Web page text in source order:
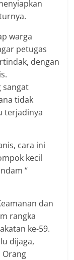
warga
petugas
dengan
sangat
tidak
terjadinya
cara ini
kecil
“
dan
rangka
ke-59.
dijaga,
Orang